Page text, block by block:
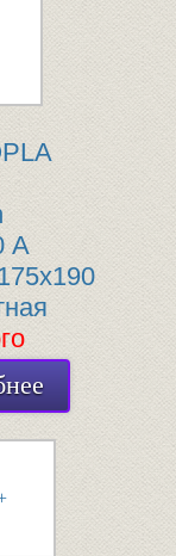
A